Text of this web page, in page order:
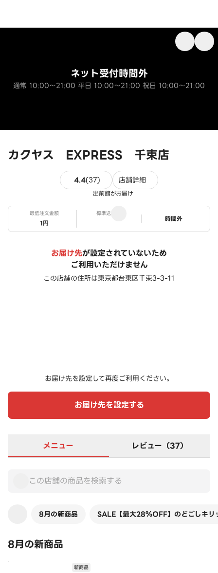
カクヤス EXPRESS 千束店
ネット受付時間外
通常 10:00～21:00 平日 10:00～21:00 祝日 10:00～21:00
4.4(37) 37件のレビュー
店舗詳細
出前館がお届け
最低注文金額
1円
標準送料
ステータス
時間外
お届け先が設定されていないため
ご利用いただけません
この店舗の住所は東京都台東区千束3-3-11
お届け先を設定して再度ご利用ください。
お届け先を設定する
メニュー レビュー（37）
8月の新商品 SALE【最大28％OFF】のどごしキリ
8月の新商品
新商品